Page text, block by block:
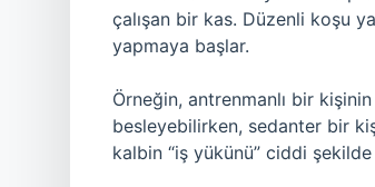
çalışan bir kas. Düzenli koşu
yapmaya başlar.
Örneğin, antrenmanlı bir
besleyebilirken, sedanter bir
kalbin “iş yükünü” ciddi